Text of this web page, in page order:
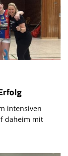
intensiven
daheim mit